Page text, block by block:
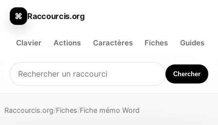
⌘ Raccourcis.org
Clavier Actions Caractères Fiches Guides
Chercher
Raccourcis.org/Fiches/Fiche mémo Word